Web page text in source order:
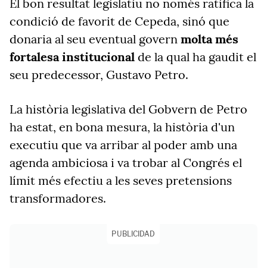
El bon resultat legislatiu no només ratifica la
condició de favorit de Cepeda, sinó que
donaria al seu eventual govern molta més
fortalesa institucional de la qual ha gaudit el
seu predecessor, Gustavo Petro.
La història legislativa del Gobvern de Petro
ha estat, en bona mesura, la història d'un
executiu que va arribar al poder amb una
agenda ambiciosa i va trobar al Congrés el
límit més efectiu a les seves pretensions
transformadores.
PUBLICIDAD